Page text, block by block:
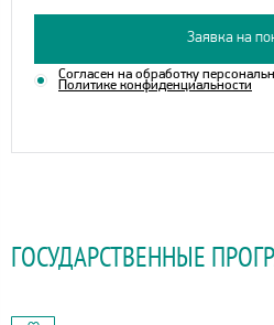
Заявка на
Согласен на обработку
Политике конфиденциальности
ГОСУДАРСТВЕННЫЕ